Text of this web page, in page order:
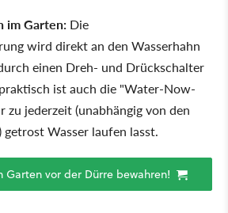
im Garten: Die
wird direkt an den Wasserhahn
einen Dreh- und Drückschalter
ist auch die "Water-Now-
zu jederzeit (unabhängig von den
Wasser laufen lasst.
Garten vor der Dürre bewahren!